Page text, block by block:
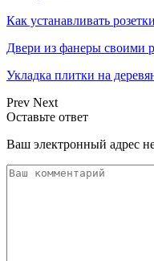
Как устанавливать розетки
Двери из фанеры своими
Укладка плитки на
Prev Next
Оставьте ответ
Ваш электронный адрес